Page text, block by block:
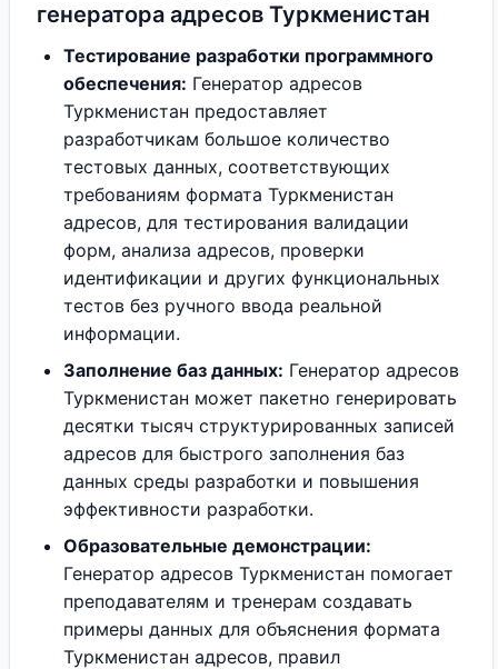
генератора адресов Туркменистан
Тестирование разработки программного
обеспечения: Генератор адресов
Туркменистан предоставляет
разработчикам большое количество
тестовых данных, соответствующих
требованиям формата Туркменистан
адресов, для тестирования валидации
форм, анализа адресов, проверки
идентификации и других функциональных
тестов без ручного ввода реальной
информации.
Заполнение баз данных: Генератор адресов
Туркменистан может пакетно генерировать
десятки тысяч структурированных записей
адресов для быстрого заполнения баз
данных среды разработки и повышения
эффективности разработки.
Образовательные демонстрации:
Генератор адресов Туркменистан помогает
преподавателям и тренерам создавать
примеры данных для объяснения формата
Туркменистан адресов, правил